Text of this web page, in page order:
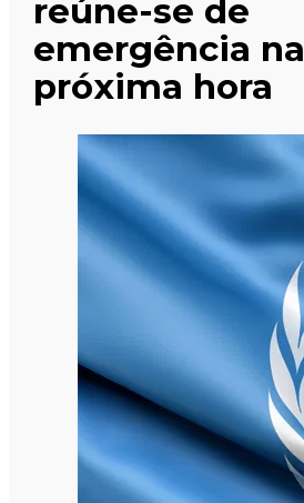
reúne-se de
emergência na
próxima hora